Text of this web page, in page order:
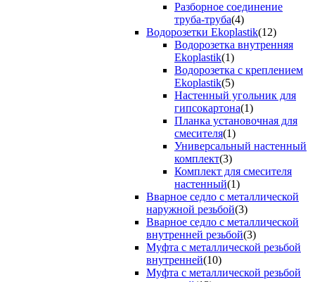
Разборное соединение
труба-труба(4)
Водорозетки Ekoplastik(12)
Водорозетка внутренняя
Ekoplastik(1)
Водорозетка с креплением
Ekoplastik(5)
Настенный угольник для
гипсокартона(1)
Планка установочная для
смесителя(1)
Универсальный настенный
комплект(3)
Комплект для смесителя
настенный(1)
Вварное седло с металлической
наружной резьбой(3)
Вварное седло с металлической
внутренней резьбой(3)
Муфта с металлической резьбой
внутренней(10)
Муфта с металлической резьбой